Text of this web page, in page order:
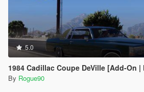
5.0
1984 Cadillac Coupe DeVille [Add-On |
By Rogue90